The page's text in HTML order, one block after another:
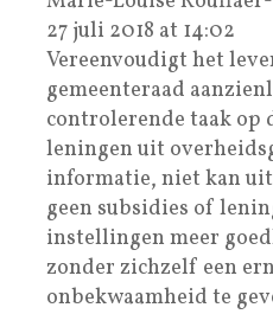
27 juli 2018 at 14:02
Vereenvoudigt het
gemeenteraad
controlerende taak op
leningen uit
informatie, niet kan
geen subsidies of
instellingen meer
zonder zichzelf een
onbekwaamheid te